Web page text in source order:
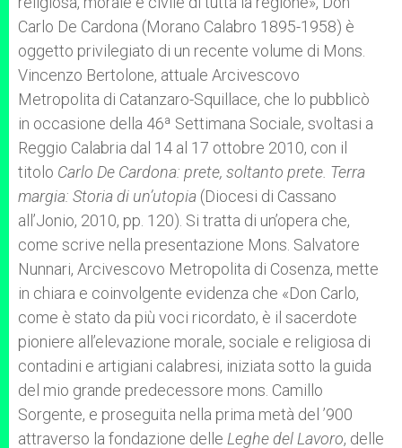
Carlo De Cardona (Morano Calabro 1895-1958) è
oggetto privilegiato di un recente volume di Mons.
Vincenzo Bertolone, attuale Arcivescovo
Metropolita di Catanzaro-Squillace, che lo pubblicò
in occasione della 46ª Settimana Sociale, svoltasi a
Reggio Calabria dal 14 al 17 ottobre 2010, con il
titolo Carlo De Cardona: prete, soltanto prete. Terra
margia: Storia di un’utopia (Diocesi di Cassano
all’Jonio, 2010, pp. 120). Si tratta di un’opera che,
come scrive nella presentazione Mons. Salvatore
Nunnari, Arcivescovo Metropolita di Cosenza, mette
in chiara e coinvolgente evidenza che «Don Carlo,
come è stato da più voci ricordato, è il sacerdote
pioniere all’elevazione morale, sociale e religiosa di
contadini e artigiani calabresi, iniziata sotto la guida
del mio grande predecessore mons. Camillo
Sorgente, e proseguita nella prima metà del ’900
attraverso la fondazione delle Leghe del Lavoro, delle